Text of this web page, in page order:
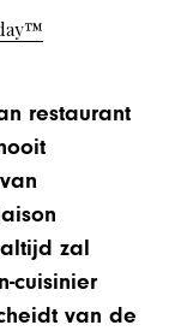
restaurant
zal
cuisinier
van de